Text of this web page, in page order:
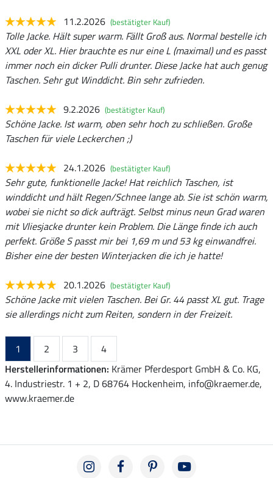
11.2.2026 (bestätigter Kauf)
Tolle Jacke. Hält super warm. Fällt Groß aus. Normal bestelle ich
XXL oder XL. Hier brauchte es nur eine L (maximal) und es passt
immer noch ein dicker Pulli drunter. Diese Jacke hat auch genug
Taschen. Sehr gut Winddicht. Bin sehr zufrieden.
9.2.2026 (bestätigter Kauf)
Schöne Jacke. Ist warm, oben sehr hoch zu schließen. Große
Taschen für viele Leckerchen ;)
24.1.2026 (bestätigter Kauf)
Sehr gute, funktionelle Jacke! Hat reichlich Taschen, ist
winddicht und hält Regen/Schnee lange ab. Sie ist schön warm,
wobei sie nicht so dick aufträgt. Selbst minus neun Grad waren
mit Vliesjacke drunter kein Problem. Die Länge finde ich auch
perfekt. Größe S passt mir bei 1,69 m und 53 kg einwandfrei.
Bisher eine der besten Winterjacken die ich je hatte!
20.1.2026 (bestätigter Kauf)
Schöne Jacke mit vielen Taschen. Bei Gr. 44 passt XL gut. Trage
sie allerdings nicht zum Reiten, sondern in der Freizeit.
1 2 3
4
Herstellerinformationen: Krämer Pferdesport GmbH & Co. KG,
4. Industriestr. 1 + 2, D 68764 Hockenheim, info@kraemer.de,
www.kraemer.de